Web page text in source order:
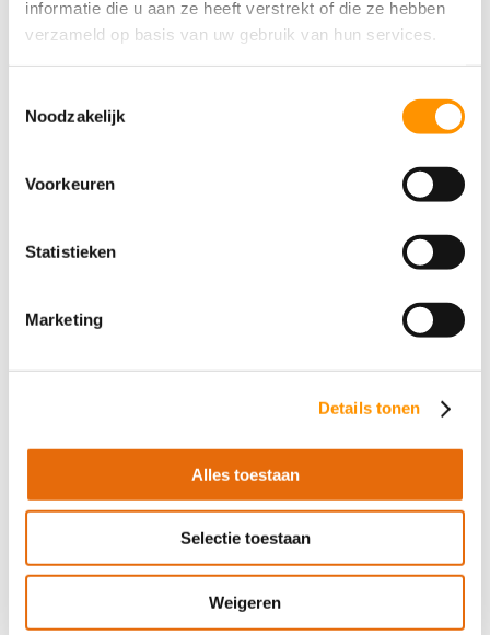
informatie die u aan ze heeft verstrekt of die ze hebben
verzameld op basis van uw gebruik van hun services.
Noodzakelijk
Voorkeuren
Statistieken
Marketing
Details tonen
Alles toestaan
Selectie toestaan
Weigeren
Unified Namespace (UNS): de
datalaag die Industry 4.0 mogelijk
Unified Namespace (UNS):de datalaag die
is een UNS en waarom is het belangrijk? De
rol van UNS in Industry 4.0 UNS en OPC UA:
Lees meer